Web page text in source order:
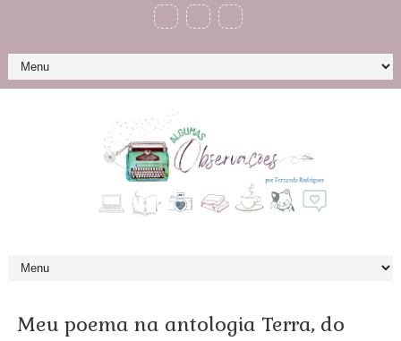
Meu poema na antologia Terra, do